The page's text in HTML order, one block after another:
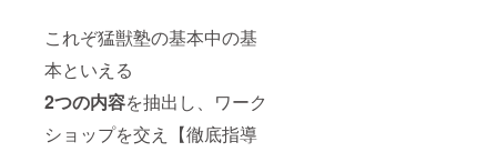
これぞ猛獣塾の基本中の基
本といえる
2つの内容を抽出し、ワーク
ショップを交え【徹底指導